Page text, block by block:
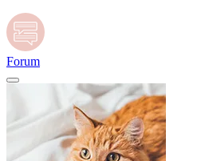
Forum